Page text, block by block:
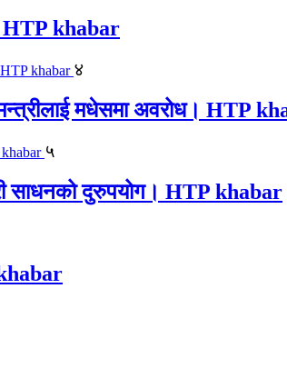
HTP khabar
४
मन्त्रीलाई मधेसमा अवरोध। HTP
५
साधनको दुरुपयोग। HTP khabar
khabar